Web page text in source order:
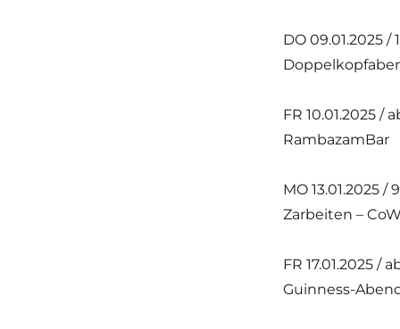
DO 09.01.2025 /
FR 10.01.2025 /
RambazamBar
MO 13.01.2025 /
Zarbeiten –
FR 17.01.2025 /
Guinness-